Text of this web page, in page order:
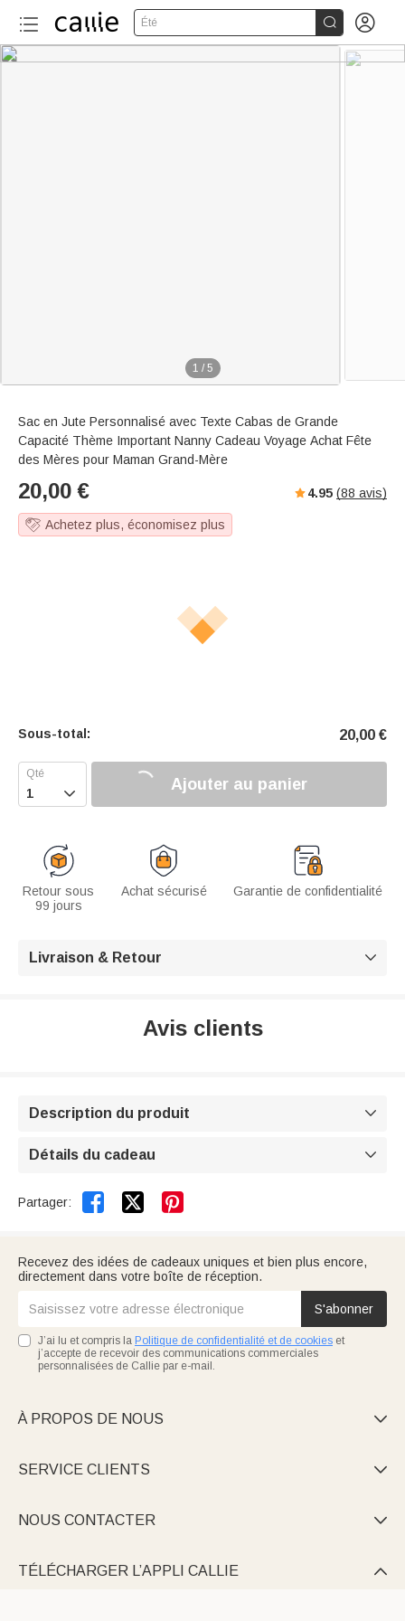
Été  
1 / 5
Sac en Jute Personnalisé avec Texte Cabas de Grande
Capacité Thème Important Nanny Cadeau Voyage Achat Fête
des Mères pour Maman Grand-Mère
20,00 € 4.95 (88 avis)
Achetez plus, économisez plus
Sous-total: 20,00 €
 Ajouter au panier
Retour sous
99 jours
Achat sécurisé Garantie de confidentialité
Livraison & Retour 
Avis clients
Description du produit 
Détails du cadeau 
Partager:  
Recevez des idées de cadeaux uniques et bien plus encore,
directement dans votre boîte de réception.
S'abonner
J’ai lu et compris la Politique de confidentialité et de cookies et
j’accepte de recevoir des communications commerciales
personnalisées de Callie par e-mail.
À PROPOS DE NOUS 
SERVICE CLIENTS 
NOUS CONTACTER 
TÉLÉCHARGER L’APPLI CALLIE 